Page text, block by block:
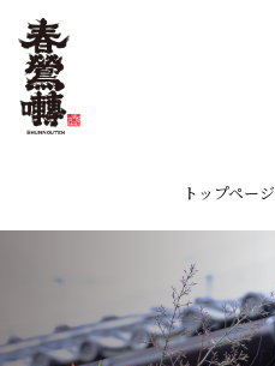
トップページ